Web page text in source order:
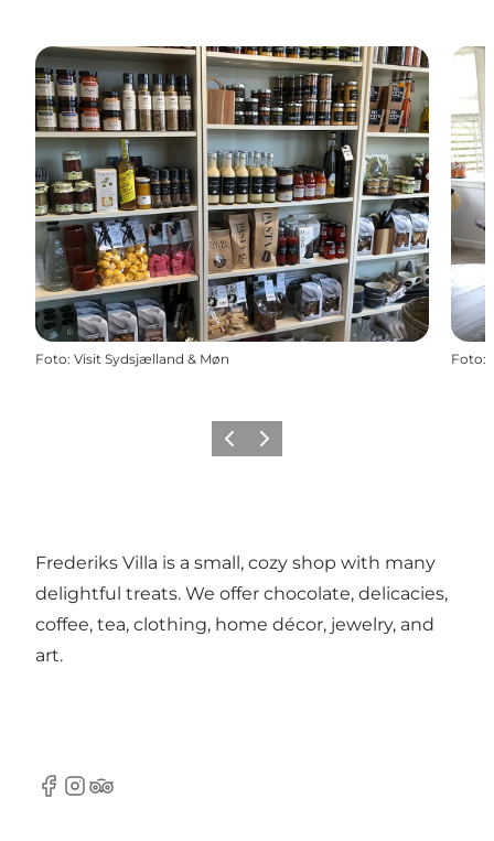
Foto: Visit Sydsjælland & Møn Foto:
Precedente
Avanti
Frederiks Villa is a small, cozy shop with many
delightful treats. We offer chocolate, delicacies,
coffee, tea, clothing, home décor, jewelry, and
art.
Facebook
Instagram
TripAdvisor